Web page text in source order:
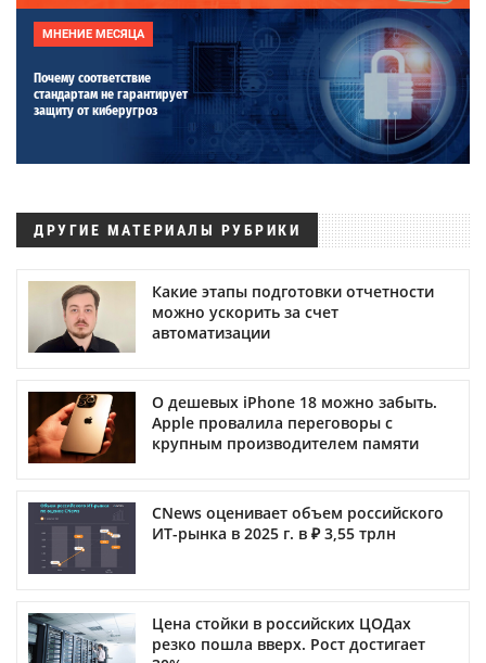
МНЕНИЕ МЕСЯЦА
Почему соответствие
стандартам не гарантирует
защиту от киберугроз
ДРУГИЕ МАТЕРИАЛЫ РУБРИКИ
Какие этапы подготовки отчетности
можно ускорить за счет
автоматизации
О дешевых iPhone 18 можно забыть.
Apple провалила переговоры с
крупным производителем памяти
CNews оценивает объем российского
ИТ-рынка в 2025 г. в ₽ 3,55 трлн
Цена стойки в российских ЦОДах
резко пошла вверх. Рост достигает